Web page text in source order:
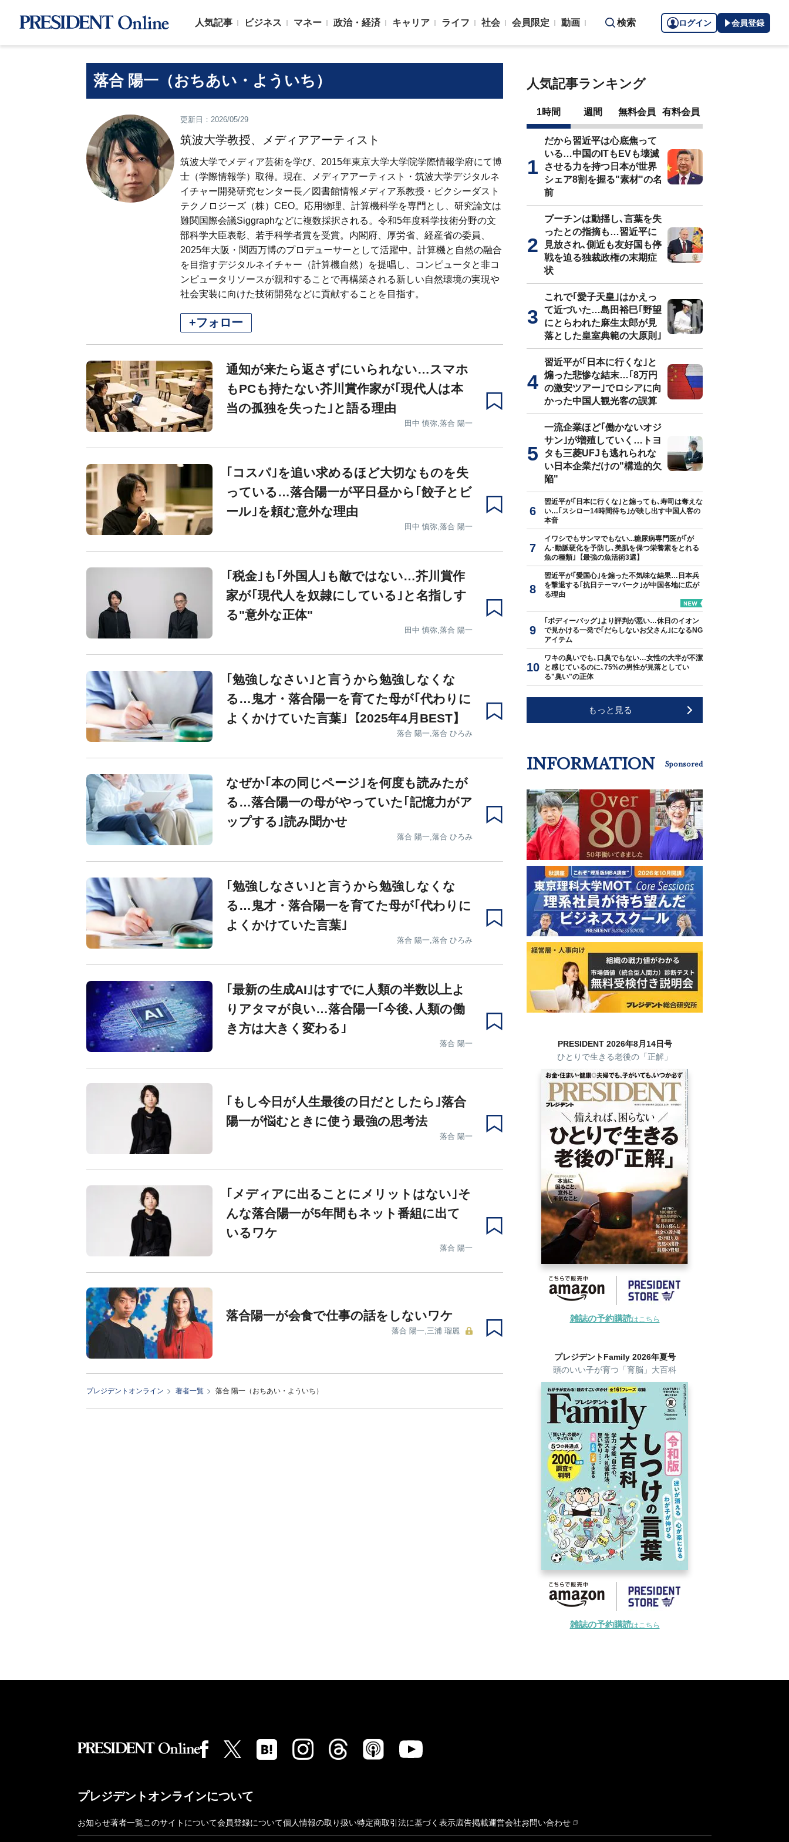
人気記事 ビジネス マネー 政治・経済 キャリア ライフ 社会 会員限定 動画 検索 ログイン 会員登録
落合 陽一（おちあい・よういち）
更新日：2026/05/29
筑波大学教授、メディアアーティスト
筑波大学でメディア芸術を学び、2015年東京大学大学院学際情報学府にて博
士（学際情報学）取得。現在、メディアアーティスト・筑波大学デジタルネ
イチャー開発研究センター長／図書館情報メディア系教授・ピクシーダスト
テクノロジーズ（株）CEO。応用物理、計算機科学を専門とし、研究論文は
難関国際会議Siggraphなどに複数採択される。令和5年度科学技術分野の文
部科学大臣表彰、若手科学者賞を受賞。内閣府、厚労省、経産省の委員、
2025年大阪・関西万博のプロデューサーとして活躍中。計算機と自然の融合
を目指すデジタルネイチャー（計算機自然）を提唱し、コンピュータと非コ
ンピュータリソースが親和することで再構築される新しい自然環境の実現や
社会実装に向けた技術開発などに貢献することを目指す。
+フォロー
通知が来たら返さずにいられない…スマホ
もPCも持たない芥川賞作家が｢現代人は本
当の孤独を失った｣と語る理由
田中 慎弥,落合 陽一
｢コスパ｣を追い求めるほど大切なものを失
っている…落合陽一が平日昼から｢餃子とビ
ール｣を頼む意外な理由
田中 慎弥,落合 陽一
｢税金｣も｢外国人｣も敵ではない…芥川賞作
家が｢現代人を奴隷にしている｣と名指しす
る"意外な正体"
田中 慎弥,落合 陽一
｢勉強しなさい｣と言うから勉強しなくな
る…鬼才・落合陽一を育てた母が｢代わりに
よくかけていた言葉｣【2025年4月BEST】
落合 陽一,落合 ひろみ
なぜか｢本の同じページ｣を何度も読みたが
る…落合陽一の母がやっていた｢記憶力がア
ップする｣読み聞かせ
落合 陽一,落合 ひろみ
｢勉強しなさい｣と言うから勉強しなくな
る…鬼才・落合陽一を育てた母が｢代わりに
よくかけていた言葉｣
落合 陽一,落合 ひろみ
｢最新の生成AI｣はすでに人類の半数以上よ
りアタマが良い…落合陽一｢今後､人類の働
き方は大きく変わる｣
落合 陽一
｢もし今日が人生最後の日だとしたら｣落合
陽一が悩むときに使う最強の思考法
落合 陽一
｢メディアに出ることにメリットはない｣そ
んな落合陽一が5年間もネット番組に出て
いるワケ
落合 陽一
落合陽一が会食で仕事の話をしないワケ
落合 陽一,三浦 瑠麗
プレジデントオンライン 著者一覧 落合 陽一（おちあい・よういち）
人気記事ランキング
1時間 週間 無料会員 有料会員
だから習近平は心底焦って
いる…中国のITもEVも壊滅
させる力を持つ日本が世界
シェア8割を握る"素材"の名
前
プーチンは動揺し､言葉を失
ったとの指摘も…習近平に
見放され､側近も友好国も停
戦を迫る独裁政権の末期症
状
これで｢愛子天皇｣はかえっ
て近づいた…島田裕巳｢野望
にとらわれた麻生太郎が見
落とした皇室典範の大原則｣
習近平が｢日本に行くな｣と
煽った悲惨な結末…｢8万円
の激安ツアー｣でロシアに向
かった中国人観光客の誤算
一流企業ほど｢働かないオジ
サン｣が増殖していく…トヨ
タも三菱UFJも逃れられな
い日本企業だけの"構造的欠
陥"
習近平が｢日本に行くな｣と煽っても､寿司は奪えな
い…｢スシロー14時間待ち｣が映し出す中国人客の
本音
イワシでもサンマでもない...糖尿病専門医が｢が
ん･動脈硬化を予防し､美肌を保つ栄養素をとれる
魚の種類｣【最強の魚活術3選】
習近平が｢愛国心｣を煽った不気味な結果…日本兵
を撃退する｢抗日テーマパーク｣が中国各地に広が
る理由
｢ボディーバッグ｣より評判が悪い…休日のイオン
で見かける一発で｢だらしないお父さん｣になるNG
アイテム
ワキの臭いでも､口臭でもない…女性の大半が不潔
と感じているのに､75%の男性が見落としてい
る"臭い"の正体
もっと見る
INFORMATION Sponsored
PRESIDENT 2026年8月14日号
ひとりで生きる老後の「正解」
雑誌の予約購読はこちら
プレジデントFamily 2026年夏号
頭のいい子が育つ「育脳」大百科
雑誌の予約購読はこちら
プレジデントオンラインについて
お知らせ著者一覧このサイトについて会員登録について個人情報の取り扱い特定商取引法に基づく表示広告掲載運営会社お問い合わせ